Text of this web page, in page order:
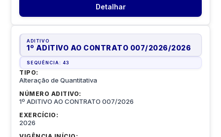
Detalhar
ADITIVO
1º ADITIVO AO CONTRATO 007/2026/2026
SEQUÊNCIA:43
TIPO:
Alteração de Quantitativa
NÚMERO ADITIVO:
1º ADITIVO AO CONTRATO 007/2026
EXERCÍCIO:
2026